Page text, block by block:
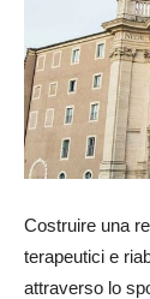
Costruire una
terapeutici e
attraverso lo